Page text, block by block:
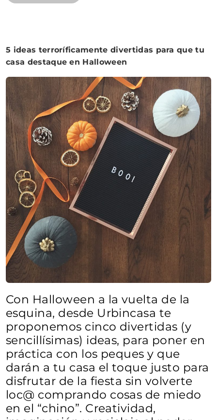
5 ideas terroríficamente divertidas para que tu
casa destaque en Halloween
Con Halloween a la vuelta de la
esquina, desde Urbincasa te
proponemos cinco divertidas (y
sencillísimas) ideas, para poner en
práctica con los peques y que
darán a tu casa el toque justo para
disfrutar de la fiesta sin volverte
loc@ comprando cosas de miedo
en el “chino”. Creatividad,